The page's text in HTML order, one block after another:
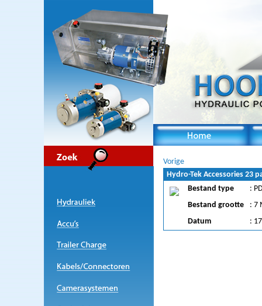
Vorige
Hydro-Tek Accessories 23
Bestand type
:
Bestand grootte
: 7
Datum
: